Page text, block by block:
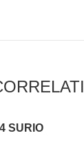
SURIO